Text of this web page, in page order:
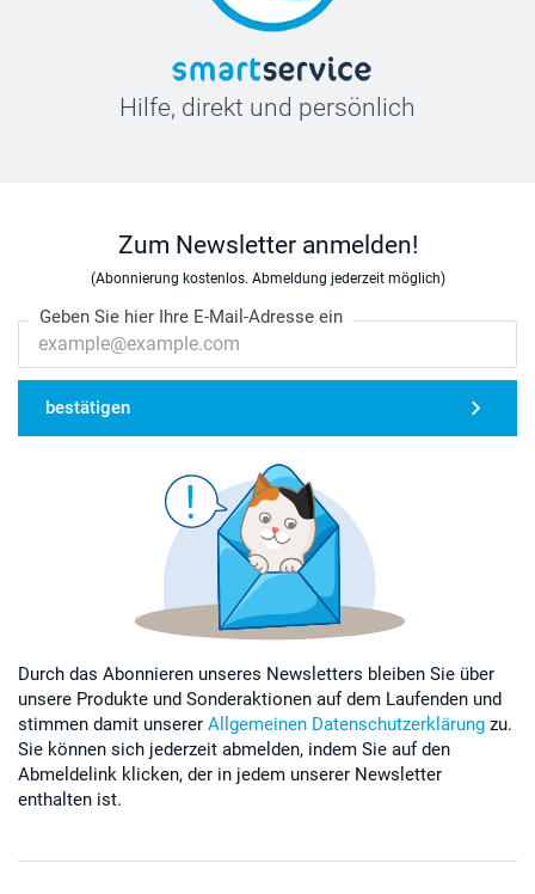
Hilfe, direkt und persönlich
Zum Newsletter anmelden!
(Abonnierung kostenlos. Abmeldung jederzeit möglich)
Geben Sie hier Ihre E-Mail-Adresse ein
bestätigen
Durch das Abonnieren unseres Newsletters bleiben Sie über
unsere Produkte und Sonderaktionen auf dem Laufenden und
stimmen damit unserer Allgemeinen Datenschutzerklärung zu.
Sie können sich jederzeit abmelden, indem Sie auf den
Abmeldelink klicken, der in jedem unserer Newsletter
enthalten ist.